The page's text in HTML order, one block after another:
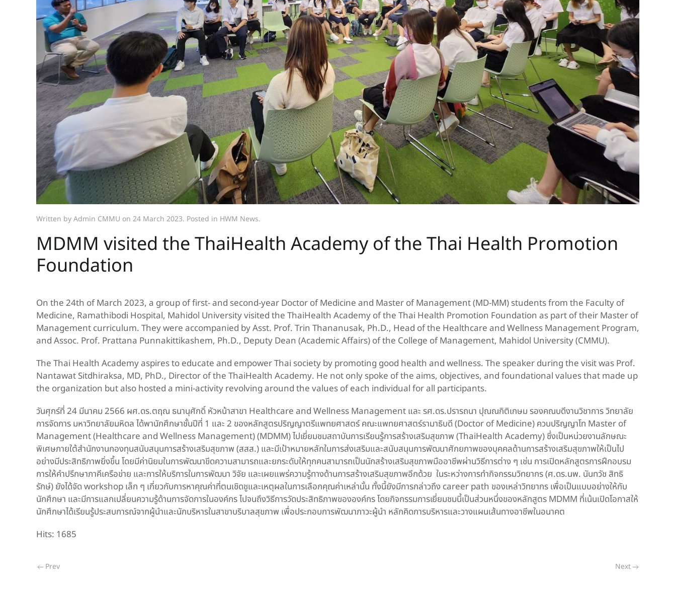
Written by Admin CMMU on 24 March 2023. Posted in HWM News.
MDMM visited the ThaiHealth Academy of the Thai Health Promotion
Foundation
On the 24th of March 2023, a group of first- and second-year Doctor of Medicine and Master of Management (MD-MM) students from the Faculty of
Medicine, Ramathibodi Hospital, Mahidol University visited the ThaiHealth Academy of the Thai Health Promotion Foundation as part of their Master of
Management curriculum. They were accompanied by Asst. Prof. Trin Thananusak, Ph.D., Head of the Healthcare and Wellness Management Program,
and Assoc. Prof. Prattana Punnakittikashem, Ph.D., Deputy Dean (Academic Affairs) of the College of Management, Mahidol University (CMMU).
The Thai Health Academy aspires to educate and empower Thai society by promoting good health and wellness. The speaker during the visit was Prof.
Nantawat Sitdhiraksa, MD, PhD., Director of the ThaiHealth Academy. He not only spoke of the aims, objectives, and foundational values that made up
the organization but also hosted a mini-activity revolving around the values of each individual for all participants.
วันศุกร์ที่ 24 มีนาคม 2566 ผศ.ดร.ตฤณ ธนานุศักดิ์ หัวหน้าสาขา Healthcare and Wellness Management และ รศ.ดร.ปรารถนา ปุณณกิติเกษม รองคณบดีงานวิชาการ วิทยาลัย
การจัดการ มหาวิทยาลัยมหิดล ได้พานักศึกษาชั้นปีที่ 1 และ 2 ของหลักสูตรปริญญาตรีแพทยศาสตร์ คณะแพทยศาสตร์รามาธิบดี (Doctor of Medicine) ควบปริญญาโท Master of
Management (Healthcare and Wellness Management) (MDMM) ไปเยี่ยมชมสถาบันการเรียนรู้การสร้างเสริมสุขภาพ (ThaiHealth Academy) ซึ่งเป็นหน่วยงานลักษณะ
พิเศษภายใต้สำนักงานกองทุนสนับสนุนการสร้างเสริมสุขภาพ (สสส.) และมีเป้าหมายหลักในการส่งเสริมและสนับสนุนการพัฒนาศักยภาพของบุคคลด้านการสร้างเสริมสุขภาพให้เป็นไป
อย่างมีประสิทธิภาพยิ่งขึ้น โดยมีค่านิยมในการพัฒนาขีดความสามารถและยกระดับให้ทุกคนสามารถเป็นนักสร้างเสริมสุขภาพมืออาชีพผ่านวิธีการต่าง ๆ เช่น การเปิดหลักสูตรการฝึกอบรม
การให้คำปรึกษาภาคีเครือข่าย และการให้บริการในการพัฒนา วิจัย และเผยแพร่ความรู้ทางด้านการสร้างเสริมสุขภาพอีกด้วย ในระหว่างการทำกิจกรรมวิทยากร (ศ.ดร.นพ. นันทวัช สิทธิ
รักษ์) ยังได้จัด workshop เล็ก ๆ เกี่ยวกับการหาคุณค่าที่ตนเชิดชูและเหตุผลในการเลือกคุณค่าเหล่านั้น ทั้งนี้ยังมีการกล่าวถึง career path ของเหล่าวิทยากร เพื่อเป็นแบบอย่างให้กับ
นักศึกษา และมีการแลกเปลี่ยนความรู้ด้านการจัดการในองค์กร ไปจนถึงวิธีการวัดประสิทธิภาพขององค์กร โดยกิจกรรมการเยี่ยมชมนี้เป็นส่วนหนึ่งของหลักสูตร MDMM ที่เน้นเปิดโอกาสให้
นักศึกษาได้เรียนรู้ประสบการณ์จากผู้นำและนักบริหารในสาขาบริบาลสุขภาพ เพื่อประกอบการพัฒนาภาวะผู้นำ หลักคิดการบริหารและวางแผนเส้นทางอาชีพในอนาคต
Hits: 1685
Prev Next